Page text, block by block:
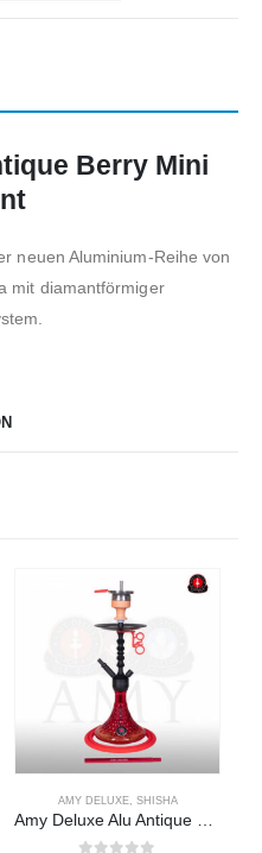
Berry Mini
neuen Aluminium-Reihe von
mit diamantförmiger
AMY DELUXE, SHISHA
Amy Deluxe Alu Antique Berry 072.02 – Rot